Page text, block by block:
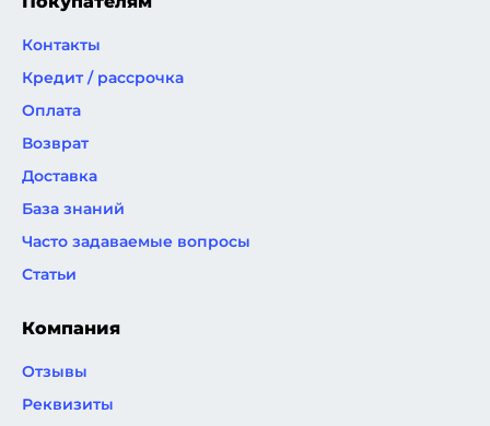
Контакты
Кредит / рассрочка
Оплата
Возврат
Доставка
База знаний
Часто задаваемые вопросы
Статьи
Компания
Отзывы
Реквизиты